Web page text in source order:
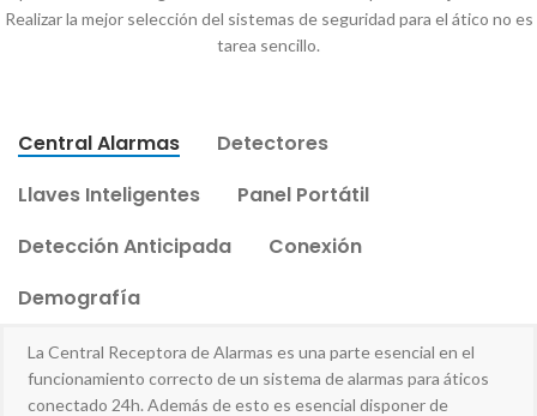
Realizar la mejor selección del sistemas de seguridad para el ático no es
tarea sencillo.
Central Alarmas
Detectores
Llaves Inteligentes
Panel Portátil
Detección Anticipada
Conexión
Demografía
La Central Receptora de Alarmas es una parte esencial en el
funcionamiento correcto de un sistema de alarmas para áticos
conectado 24h. Además de esto es esencial disponer de